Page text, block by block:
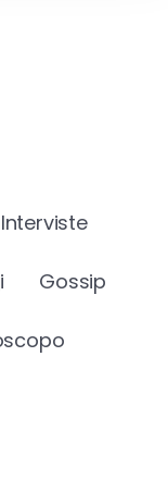
Interviste
Gossip